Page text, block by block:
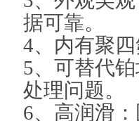
据可靠。
4、内有聚
5、可替代
处理问题。
6、高润滑